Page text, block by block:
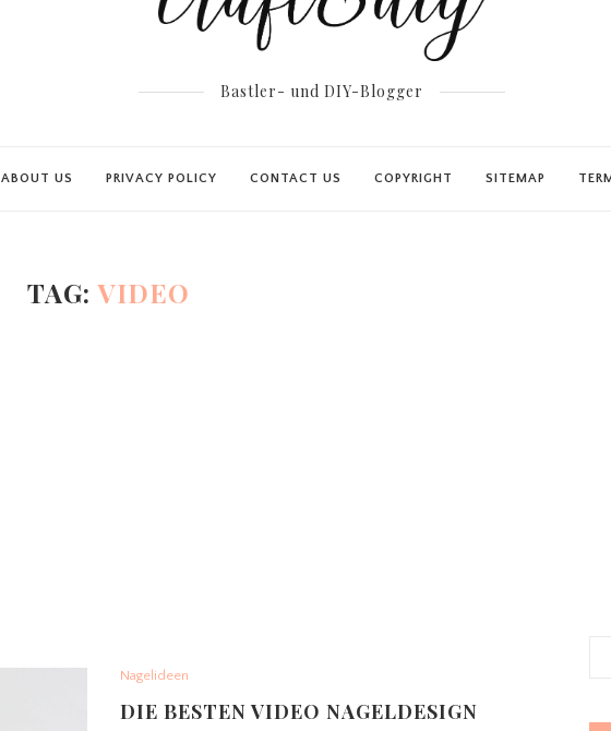
Bastler- und DIY-Blogger
ABOUT US PRIVACY POLICY CONTACT US COPYRIGHT SITEMAP
TAG:VIDEO
Nagelideen
DIE BESTEN VIDEO NAGELDESIGN